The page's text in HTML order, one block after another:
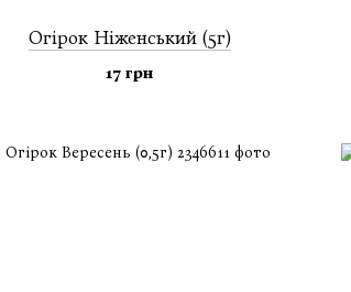
Огiрок Ніженський (5г)
17 грн